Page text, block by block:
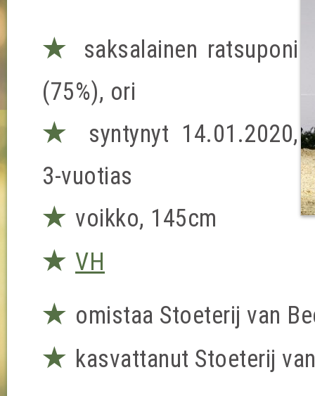
★
saksalainen ratsuponi
(75%), ori
★
syntynyt 14.01.2020,
3-vuotias
★ voikko, 145cm
★ VH
★ omistaa Stoeterij van
★ kasvattanut Stoeterij